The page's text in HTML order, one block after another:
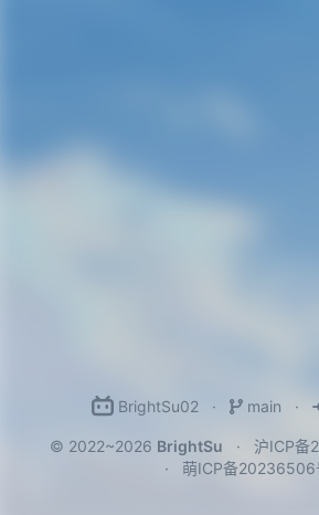
BrightSu02 main
© 2022~2026 BrightSu
沪ICP备
萌ICP备20236506